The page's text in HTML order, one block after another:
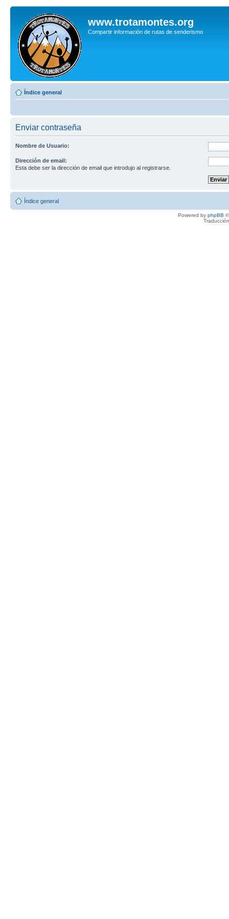
www.trotamontes.org
Compartir información de rutas de senderismo
Índice general
Enviar contraseña
Nombre de Usuario:
Dirección de email:
Esta debe ser la dirección de email que introdujo al registrarse.
Índice general
Powered by phpBB